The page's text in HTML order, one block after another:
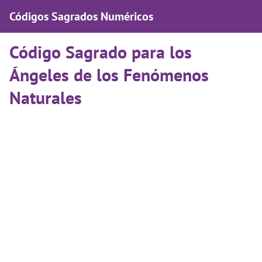
Códigos Sagrados Numéricos
Código Sagrado para los
Ángeles de los Fenómenos
Naturales